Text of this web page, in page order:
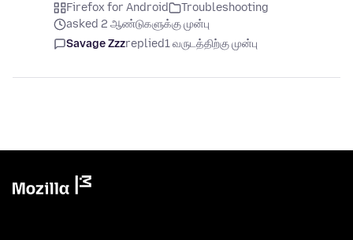
Firefox for Android
Troubleshooting
asked 2 ஆண்டுகளுக்கு முன்பு
Savage Zzzreplied1 வருடத்திற்கு முன்பு